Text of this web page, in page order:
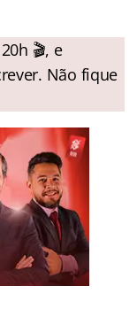
🎬, e
Não fique